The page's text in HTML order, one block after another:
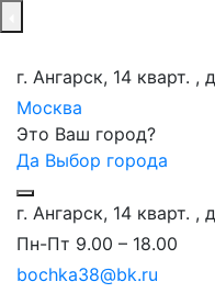
г. Ангарск, 14 кварт. ,
Москва
Это Ваш город?
Да Выбор города
г. Ангарск, 14 кварт. ,
Пн-Пт 9.00 – 18.00
bochka38@bk.ru